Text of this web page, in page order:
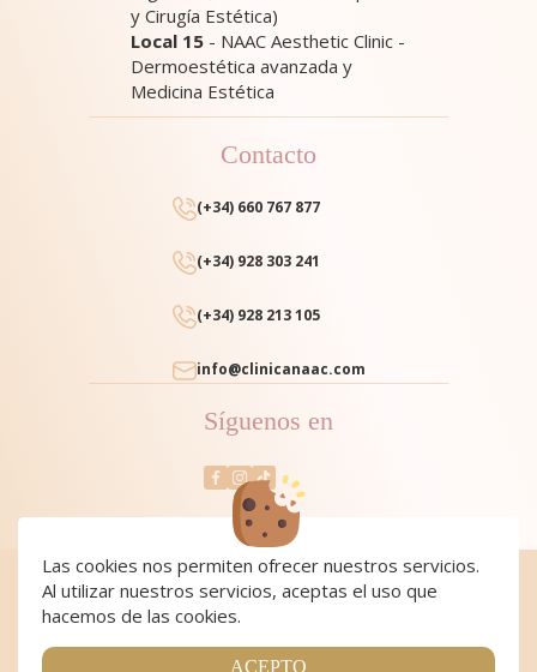
Las cookies nos permiten ofrecer nuestros servicios.
Al utilizar nuestros servicios, aceptas el uso que
hacemos de las cookies.
ACEPTO
y Cirugía Estética)
Local 15 - NAAC Aesthetic Clinic -
Dermoestética avanzada y
Medicina Estética
Contacto
(+34) 660 767 877
(+34) 928 303 241
(+34) 928 213 105
info@clinicanaac.com
Síguenos en
Cookies| Cookies policy|Aviso Legal y Política de Privacidad
Condiciones de compra
Página realizada porWeb Las Palmas